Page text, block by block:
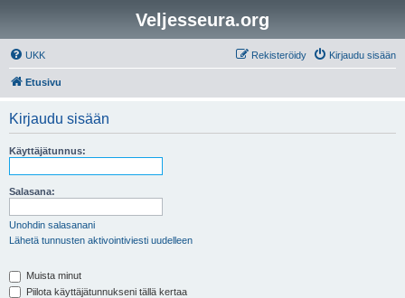
Veljesseura.org
UKK Kirjaudu sisään
Rekisteröidy
Etusivu
Kirjaudu sisään
Käyttäjätunnus:
Salasana:
Unohdin salasanani
Lähetä tunnusten aktivointiviesti uudelleen
Muista minut
Piilota käyttäjätunnukseni tällä kertaa